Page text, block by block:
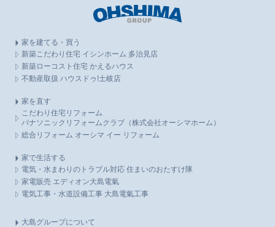
家を建てる・買う
新築こだわり住宅 イシンホーム 多治見店
新築ローコスト住宅 かえるハウス
不動産取扱 ハウスドゥ!土岐店
家を直す
こだわり住宅リフォーム
パナソニックリフォームクラブ（株式会社オーシマホーム）
総合リフォーム オーシマ イー リフォーム
家で生活する
電気・水まわりのトラブル対応 住まいのおたすけ隊
家電販売 エディオン大島電氣
電気工事・水道設備工事 大島電氣工事
大島グループについて